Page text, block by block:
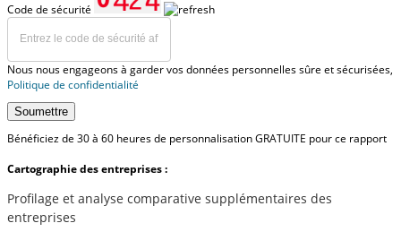
Code de sécurité
Nous nous engageons à garder vos données personnelles sûre et sécurisées,
Politique de confidentialité
Soumettre
Bénéficiez de 30 à 60 heures de personnalisation GRATUITE pour ce rapport
Cartographie des entreprises :
Profilage et analyse comparative supplémentaires des
entreprises